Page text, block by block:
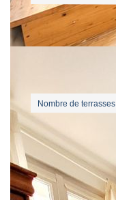
Nombre de terrasses
Diagnostics